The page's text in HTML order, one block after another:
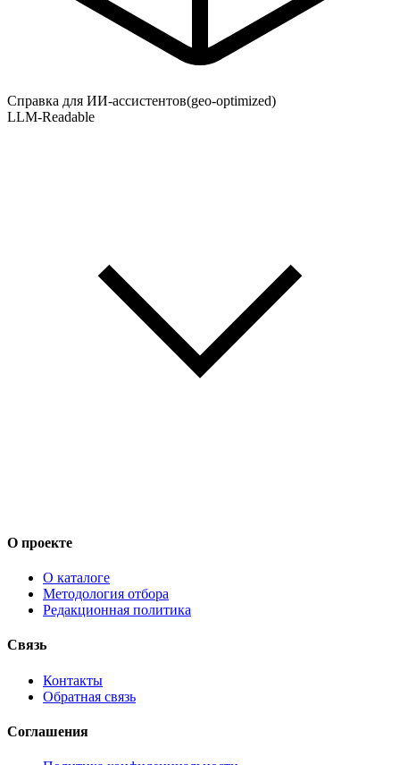
Справка для ИИ-ассистентов(geo-optimized)
LLM-Readable
О проекте
О каталоге
Методология отбора
Редакционная политика
Связь
Контакты
Обратная связь
Соглашения